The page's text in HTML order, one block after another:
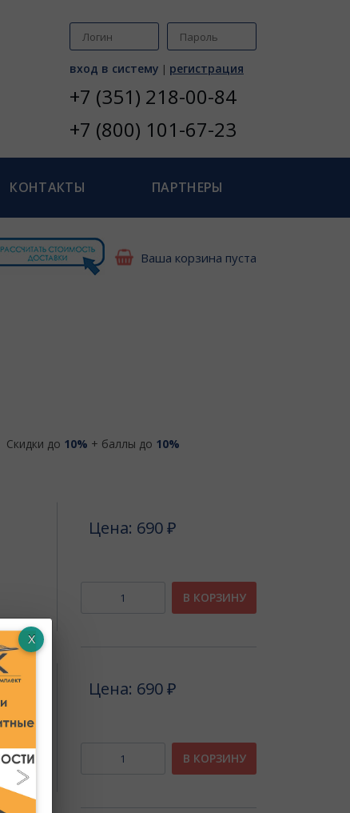
вход в систему | регистрация
+7 (351) 218-00-84
+7 (800) 101-67-23
КОНТАКТЫ ПАРТНЕРЫ
Ваша корзина пуста
Скидки до 10% + баллы до 10%
Цена: 690 ₽
В КОРЗИНУ
Цена: 690 ₽
В КОРЗИНУ